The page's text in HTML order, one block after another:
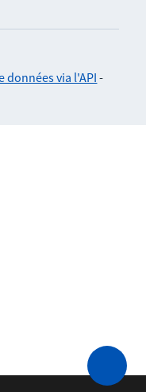
données via l'API-